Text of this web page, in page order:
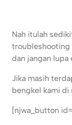
Nah itulah
troubleshooting
dan jangan lupa
Jika masih
bengkel kami di
[njwa_button